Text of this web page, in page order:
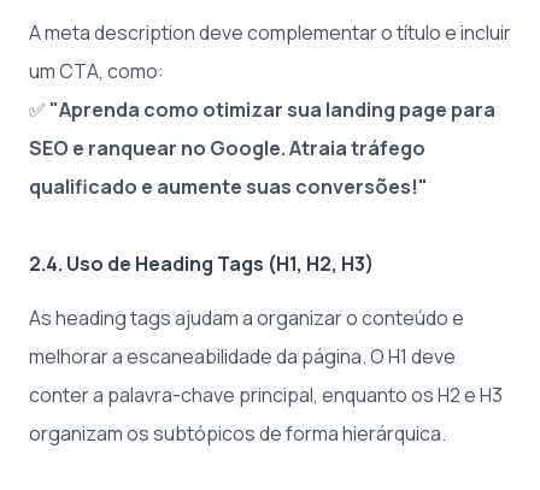
A meta description deve complementar o título e incluir
um CTA, como:
✅ "Aprenda como otimizar sua landing page para
SEO e ranquear no Google. Atraia tráfego
qualificado e aumente suas conversões!"
2.4. Uso de Heading Tags (H1, H2, H3)
As heading tags ajudam a organizar o conteúdo e
melhorar a escaneabilidade da página. O H1 deve
conter a palavra-chave principal, enquanto os H2 e H3
organizam os subtópicos de forma hierárquica.